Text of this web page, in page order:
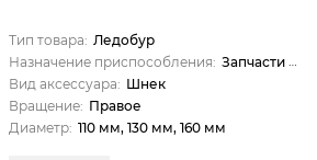
Тип товара: Ледобур
Назначение приспособления: Запчасти и аксессуары
Вид аксессуара: Шнек
Вращение: Правое
Диаметр: 110 мм, 130 мм, 160 мм